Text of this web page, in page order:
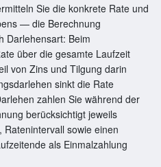
Sie die konkrete Rate und
— die Berechnung
Darlehensart: Beim
über die gesamte Laufzeit
von Zins und Tilgung darin
sinkt die Rate
zahlen Sie während der
berücksichtigt jeweils
sowie einen
als Einmalzahlung